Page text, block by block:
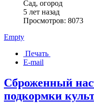
Сад, огород
5 лет назад
Просмотров: 8073
Empty
Печать
E-mail
Сброженный
подкормки